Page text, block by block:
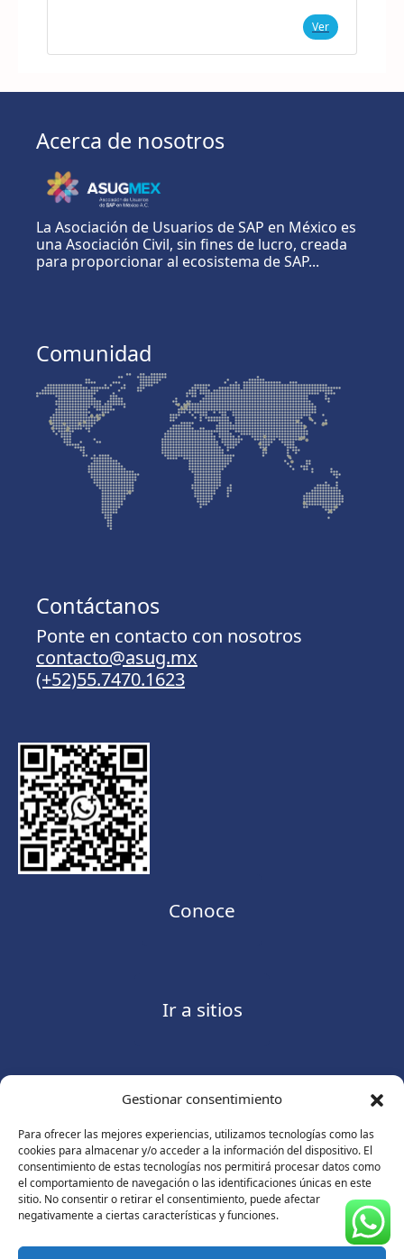
Gestionar consentimiento
Para ofrecer las mejores experiencias, utilizamos tecnologías como las
cookies para almacenar y/o acceder a la información del dispositivo. El
consentimiento de estas tecnologías nos permitirá procesar datos como
el comportamiento de navegación o las identificaciones únicas en este
sitio. No consentir o retirar el consentimiento, puede afectar
negativamente a ciertas características y funciones.
Ver
Acerca de nosotros
La Asociación de Usuarios de SAP en México es
una Asociación Civil, sin fines de lucro, creada
para proporcionar al ecosistema de SAP...
Comunidad
Contáctanos
Ponte en contacto con nosotros
contacto@asug.mx
(+52)55.7470.1623
Conoce
Ir a sitios
Contáctanos
Consulte nuestroAviso de privacidad
© Copyright 2026 ASUGMEX. Todos los derechos
reservados.